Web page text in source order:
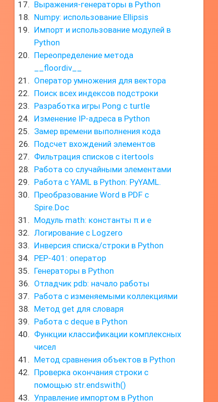
Выражения-генераторы в Python
Numpy: использование Ellipsis
Импорт и использование модулей в
Python
Переопределение метода
__floordiv__
Оператор умножения для вектора
Поиск всех индексов подстроки
Разработка игры Pong с turtle
Изменение IP-адреса в Python
Замер времени выполнения кода
Подсчет вхождений элементов
Фильтрация списков с itertools
Работа со случайными элементами
Работа с YAML в Python: PyYAML.
Преобразование Word в PDF с
Spire.Doc
Модуль math: константы π и e
Логирование с Logzero
Инверсия списка/строки в Python
PEP-401: оператор
Генераторы в Python
Отладчик pdb: начало работы
Работа с изменяемыми коллекциями
Метод get для словаря
Работа с deque в Python
Функции классификации комплексных
чисел
Метод сравнения объектов в Python
Проверка окончания строки с
помощью str.endswith()
Управление импортом в Python